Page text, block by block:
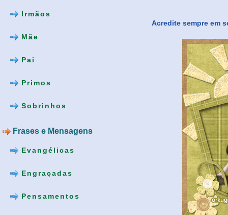
Irmãos
Mãe
Pai
Primos
Sobrinhos
Frases e Mensagens
Evangélicas
Engraçadas
Pensamentos
Acredite sempre em